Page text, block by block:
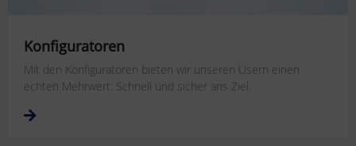
Konfiguratoren
Mit den Konfiguratoren bieten wir unseren Usern einen
echten Mehrwert: Schnell und sicher ans Ziel.